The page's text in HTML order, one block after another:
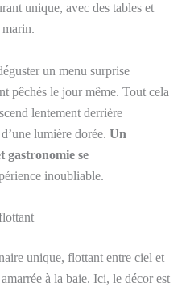
unique, avec des tables et
marin.
un menu surprise
pêchés le jour même. Tout cela
lentement derrière
lumière dorée. Un
gastronomie se
inoubliable.
unique, flottant entre ciel et
à la baie. Ici, le décor est